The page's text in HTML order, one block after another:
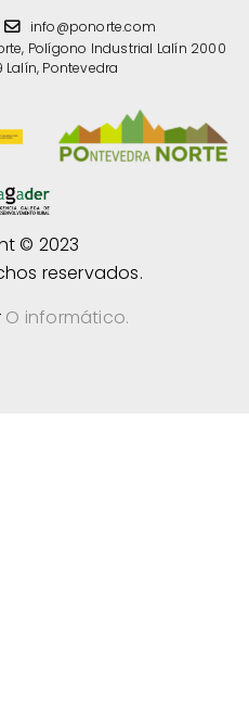
info@ponorte.com
Polígono Industrial Lalín 2000
Lalín, Pontevedra
© 2023
reservados.
O informático.